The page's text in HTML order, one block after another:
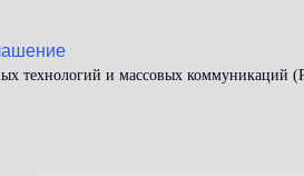
технологий и массовых коммуникаций